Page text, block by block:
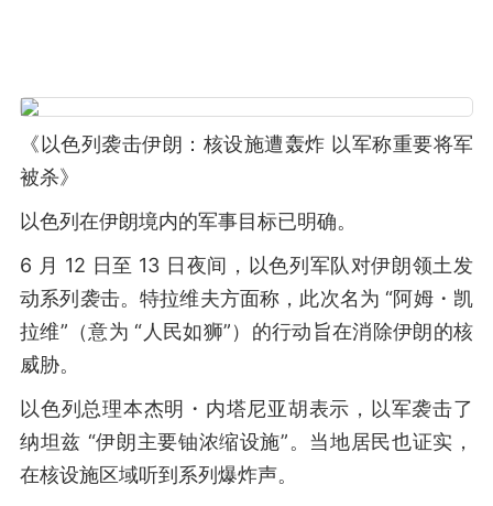
《以色列袭击伊朗：核设施遭轰炸 以军称重要将军
被杀》
以色列在伊朗境内的军事目标已明确。
6 月 12 日至 13 日夜间，以色列军队对伊朗领土发
动系列袭击。特拉维夫方面称，此次名为 “阿姆・凯
拉维”（意为 “人民如狮”）的行动旨在消除伊朗的核
威胁。
以色列总理本杰明・内塔尼亚胡表示，以军袭击了
纳坦兹 “伊朗主要铀浓缩设施”。当地居民也证实，
在核设施区域听到系列爆炸声。